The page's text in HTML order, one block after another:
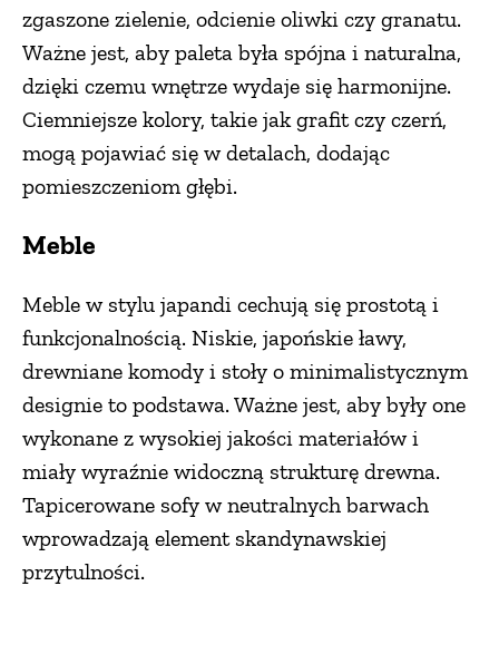
zgaszone zielenie, odcienie oliwki czy granatu.
Ważne jest, aby paleta była spójna i naturalna,
dzięki czemu wnętrze wydaje się harmonijne.
Ciemniejsze kolory, takie jak grafit czy czerń,
mogą pojawiać się w detalach, dodając
pomieszczeniom głębi.
Meble
Meble w stylu japandi cechują się prostotą i
funkcjonalnością. Niskie, japońskie ławy,
drewniane komody i stoły o minimalistycznym
designie to podstawa. Ważne jest, aby były one
wykonane z wysokiej jakości materiałów i
miały wyraźnie widoczną strukturę drewna.
Tapicerowane sofy w neutralnych barwach
wprowadzają element skandynawskiej
przytulności.